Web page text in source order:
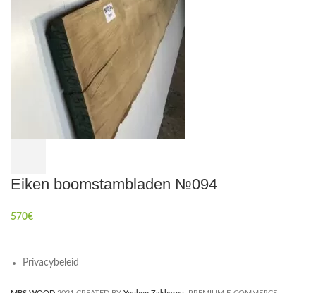
Eiken boomstambladen №094
570€
Privacybeleid